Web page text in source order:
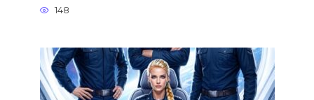
148